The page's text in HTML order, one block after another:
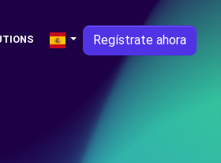
Regístrate ahora